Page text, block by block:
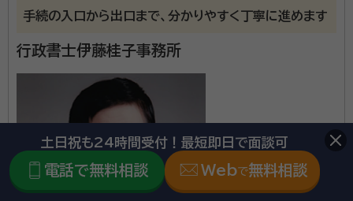
柴原 一雄（しばはら かずお） 行政書士
資格等：行政書士
手続の入口から出口まで、分かりやすく丁寧に進めます
行政書士伊藤桂子事務所
土日祝も24時間受付！最短即日で面談可
電話で無料相談 Webで無料相談